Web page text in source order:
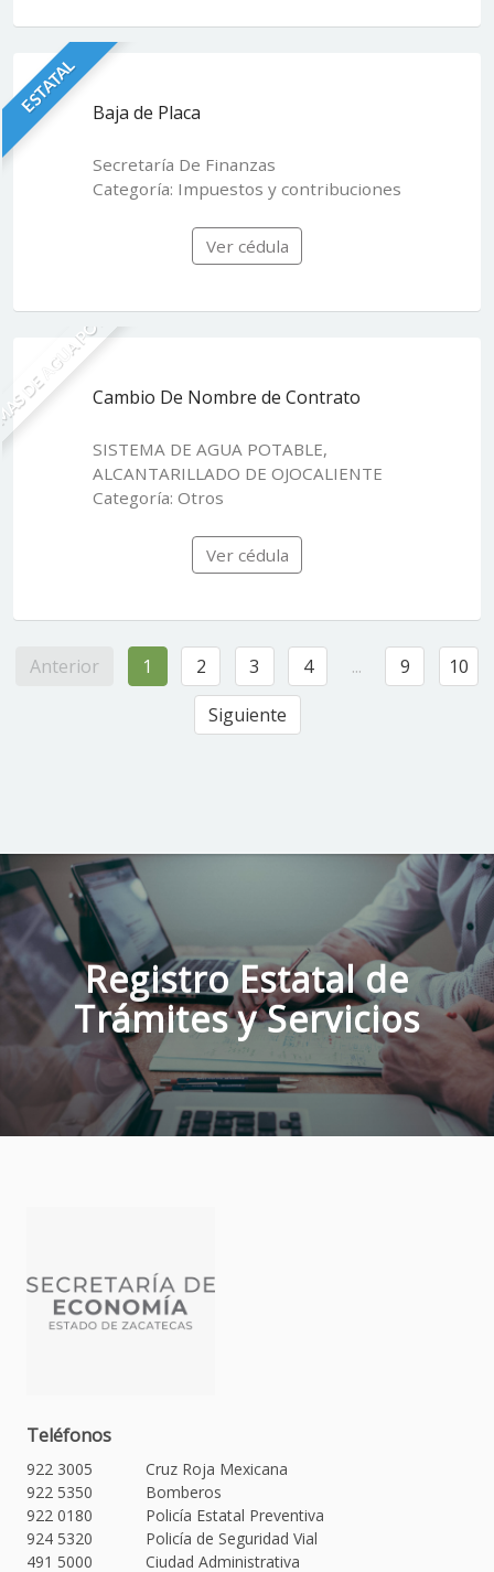
ESTATAL Baja de Placa
Secretaría De Finanzas
Categoría: Impuestos y contribuciones
Ver cédula
AGUA POTABLECambio De Nombre de Contrato
SISTEMA DE AGUA POTABLE,
ALCANTARILLADO DE OJOCALIENTE
Categoría: Otros
Ver cédula
Anterior 1 2 3 4 ... 9
10
Siguiente
Registro Estatal de
Trámites y Servicios
Teléfonos
922 3005
Cruz Roja Mexicana
922 5350
Bomberos
922 0180
Policía Estatal Preventiva
924 5320
Policía de Seguridad Vial
491 5000
Ciudad Administrativa